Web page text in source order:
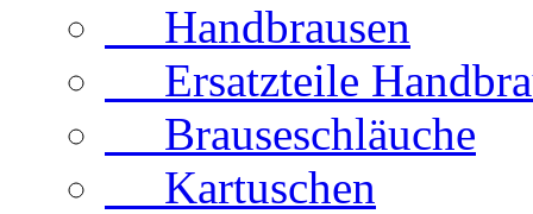
Handbrausen
Ersatzteile
Brauseschläuche
Kartuschen